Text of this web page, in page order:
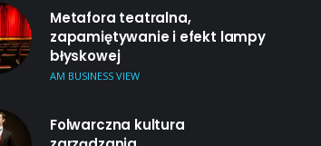
Metafora teatralna,
zapamiętywanie i efekt lampy
błyskowej
AM BUSINESS VIEW
Folwarczna kultura